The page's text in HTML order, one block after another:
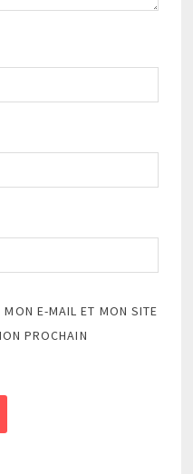
E-MAIL ET MON SITE
PROCHAIN